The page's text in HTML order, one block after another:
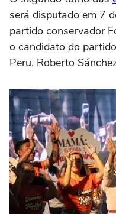
será disputado em 7
partido conservador
o candidato do
Peru, Roberto